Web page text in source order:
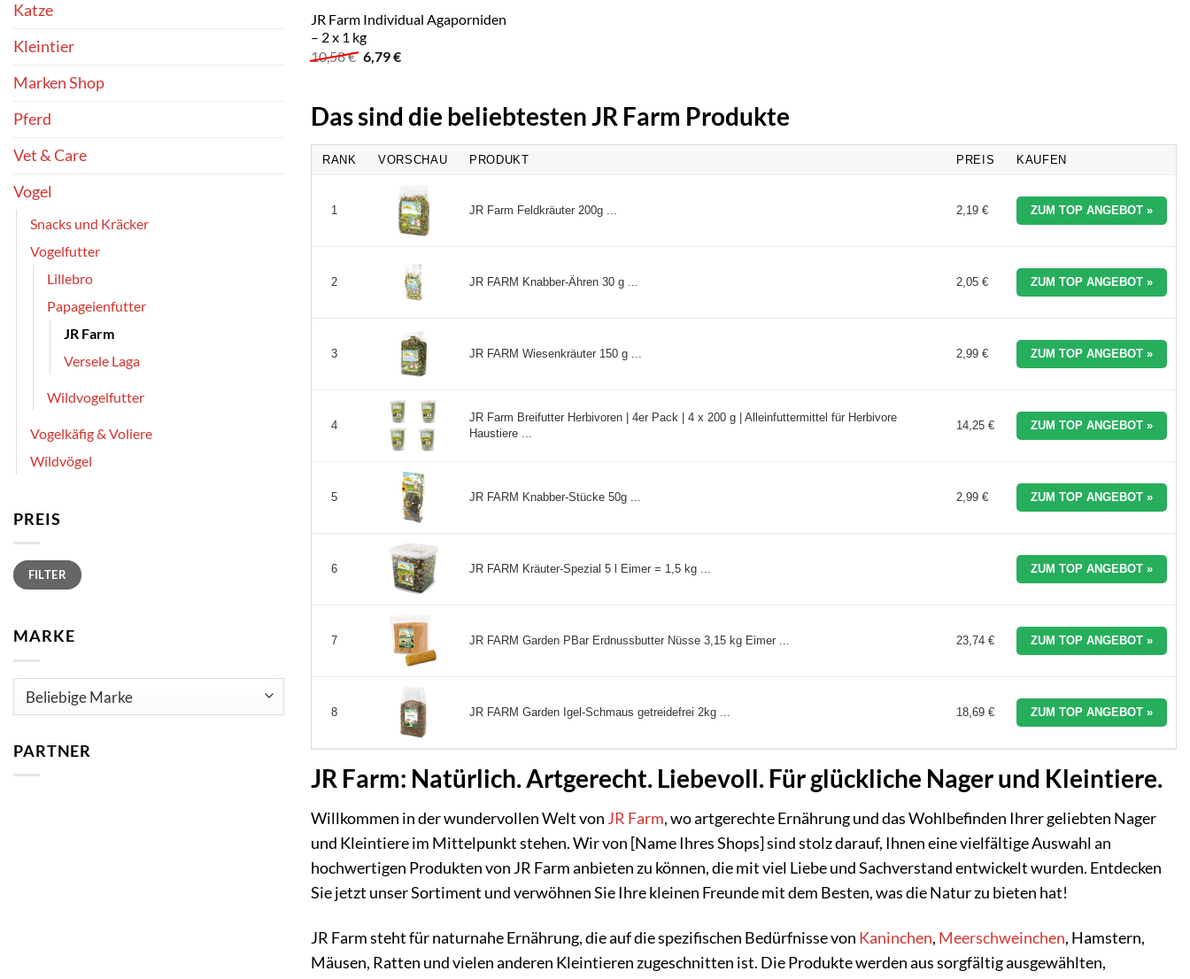
Katze
Kleintier
Marken Shop
Pferd
Vet & Care
Vogel
Snacks und Kräcker
Vogelfutter
Lillebro
Papageienfutter
JR Farm
Versele Laga
Wildvogelfutter
Vogelkäfig & Voliere
Wildvögel
PREIS
Min.
Preis
Max.
PreisFILTER
MARKE
PARTNER
JR Farm Individual Agaporniden
– 2 x 1 kg
10,58€ Ursprünglicher
Preis
6,79€Aktueller
Das sind die beliebtesten JR Farm Produkte
RANK VORSCHAU PRODUKT PREIS KAUFEN
1 JR Farm Feldkräuter 200g ... 2,19 € ZUM TOP ANGEBOT »
2 JR FARM Knabber-Ähren 30 g ... 2,05 € ZUM TOP ANGEBOT »
3 JR FARM Wiesenkräuter 150 g ... 2,99 € ZUM TOP ANGEBOT »
4
JR Farm Breifutter Herbivoren | 4er Pack | 4 x 200 g | Alleinfuttermittel für Herbivore
Haustiere ...
14,25 € ZUM TOP ANGEBOT »
5 JR FARM Knabber-Stücke 50g ... 2,99 € ZUM TOP ANGEBOT »
6 JR FARM Kräuter-Spezial 5 l Eimer = 1,5 kg ... ZUM TOP ANGEBOT »
7 JR FARM Garden PBar Erdnussbutter Nüsse 3,15 kg Eimer ... 23,74 € ZUM TOP ANGEBOT »
8 JR FARM Garden Igel-Schmaus getreidefrei 2kg ... 18,69 € ZUM TOP ANGEBOT »
JR Farm: Natürlich. Artgerecht. Liebevoll. Für glückliche Nager und Kleintiere.
Willkommen in der wundervollen Welt von JR Farm, wo artgerechte Ernährung und das Wohlbefinden Ihrer geliebten Nager
und Kleintiere im Mittelpunkt stehen. Wir von [Name Ihres Shops] sind stolz darauf, Ihnen eine vielfältige Auswahl an
hochwertigen Produkten von JR Farm anbieten zu können, die mit viel Liebe und Sachverstand entwickelt wurden. Entdecken
Sie jetzt unser Sortiment und verwöhnen Sie Ihre kleinen Freunde mit dem Besten, was die Natur zu bieten hat!
JR Farm steht für naturnahe Ernährung, die auf die spezifischen Bedürfnisse von Kaninchen, Meerschweinchen, Hamstern,
Mäusen, Ratten und vielen anderen Kleintieren zugeschnitten ist. Die Produkte werden aus sorgfältig ausgewählten,